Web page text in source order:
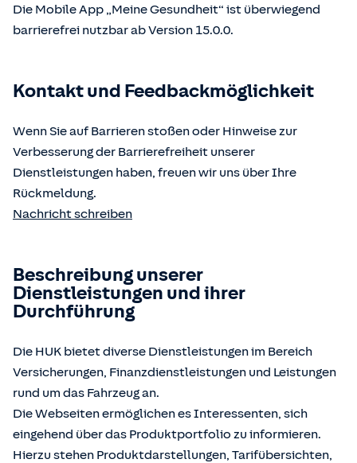
Die Mobile App „Meine Gesundheit“ ist überwiegend
barrierefrei nutzbar ab Version 15.0.0.
Kontakt und Feedbackmöglichkeit
Wenn Sie auf Barrieren stoßen oder Hinweise zur
Verbesserung der Barrierefreiheit unserer
Dienstleistungen haben, freuen wir uns über Ihre
Rückmeldung.
Nachricht schreiben
Beschreibung unserer
Dienstleistungen und ihrer
Durchführung
Die HUK bietet diverse Dienstleistungen im Bereich
Versicherungen, Finanzdienstleistungen und Leistungen
rund um das Fahrzeug an.
Die Webseiten ermöglichen es Interessenten, sich
eingehend über das Produktportfolio zu informieren.
Hierzu stehen Produktdarstellungen, Tarifübersichten,